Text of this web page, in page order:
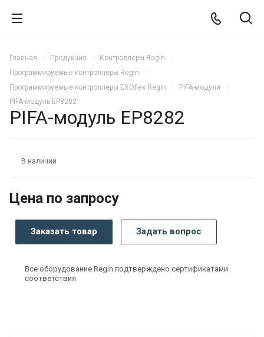
Главная Продукция
Контроллеры Regin
Программируемые контроллеры Regin
Программируемые контроллеры EXOflex Regin
PIFA-модули
PIFA-модуль EP8282
PIFA-модуль EP8282
В наличии
Цена по запросу
Заказать товар Задать вопрос
Все оборудование Regin подтверждено сертификатами
соответствия